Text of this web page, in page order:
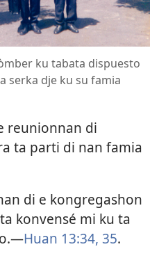
ku tabata dispuesto
serka dje ku su famia
reunionnan di
ta parti di nan famia
di e kongregashon
konvensé mi ku ta
Huan 13:34, 35.